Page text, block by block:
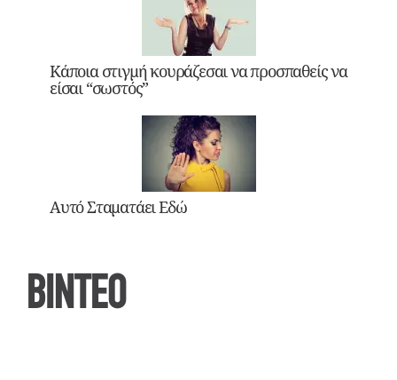
Κάποια στιγμή κουράζεσαι να προσπαθείς να
είσαι “σωστός”
Αυτό Σταματάει Εδώ
ΒΙΝΤΕΟ